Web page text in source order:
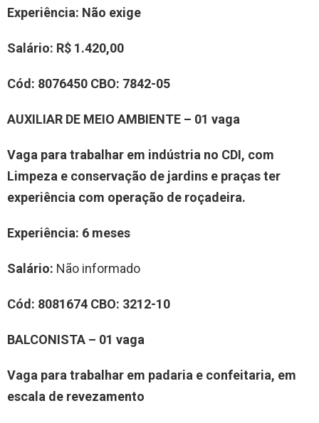
Experiência: Não exige
Salário: R$ 1.420,00
Cód: 8076450 CBO: 7842-05
AUXILIAR DE MEIO AMBIENTE – 01 vaga
Vaga para trabalhar em indústria no CDI, com
Limpeza e conservação de jardins e praças ter
experiência com operação de roçadeira.
Experiência: 6 meses
Salário: Não informado
Cód: 8081674 CBO: 3212-10
BALCONISTA – 01 vaga
Vaga para trabalhar em padaria e confeitaria, em
escala de revezamento